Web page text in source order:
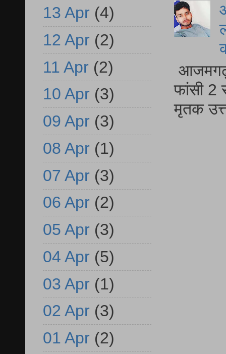
आजमगढ़
फांसी 2
मृतक
13 Apr (4)
12 Apr (2)
11 Apr (2)
10 Apr (3)
09 Apr (3)
08 Apr (1)
07 Apr (3)
06 Apr (2)
05 Apr (3)
04 Apr (5)
03 Apr (1)
02 Apr (3)
01 Apr (2)